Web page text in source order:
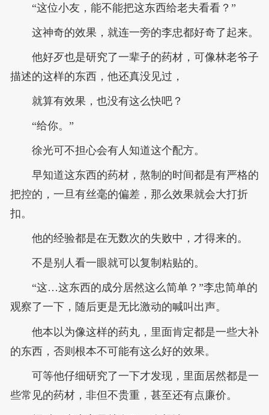
“这位小友，能不能把这东西给老夫看看？”
这神奇的效果，就连一旁的李忠都好奇了起来。
他好歹也是研究了一辈子的药材，可像林老爷子
描述的这样的东西，他还真没见过，
就算有效果，也没有这么快吧？
“给你。”
徐光可不担心会有人知道这个配方。
早知道这东西的药材，熬制的时间都是有严格的
把控的，一旦有丝毫的偏差，那么效果就会大打折
扣。
他的经验都是在无数次的失败中，才得来的。
不是别人看一眼就可以复制粘贴的。
“这…这东西的成分居然这么简单？”李忠简单的
观察了一下，随后更是无比激动的喊叫出声。
他本以为像这样的药丸，里面肯定都是一些大补
的东西，否则根本不可能有这么好的效果。
可等他仔细研究了一下才发现，里面居然都是一
些常见的药材，非但不贵重，甚至还有点廉价。